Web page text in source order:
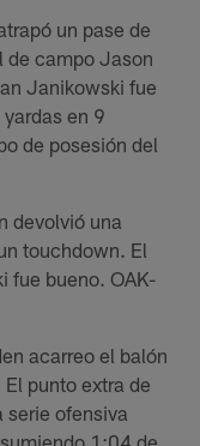
un pase de
de campo Jason
Janikowski fue
en 9
de posesión del
devolvió una
touchdown. El
fue bueno. OAK-
acarreo el balón
punto extra de
serie ofensiva
1:04 de